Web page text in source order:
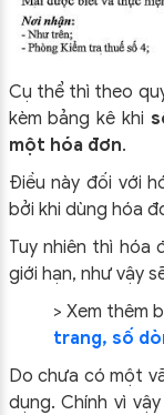
Cụ thể thì theo
kèm bảng kê khi
một hóa đơn.
Điều này đối với
bởi khi dùng hóa
Tuy nhiên thì hóa
giới hạn, như vậy
> Xem thêm
trang, số
Do chưa có một
dụng. Chính vì